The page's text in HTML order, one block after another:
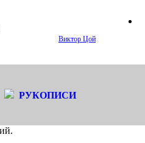
Виктор Цой
РУКОПИСИ